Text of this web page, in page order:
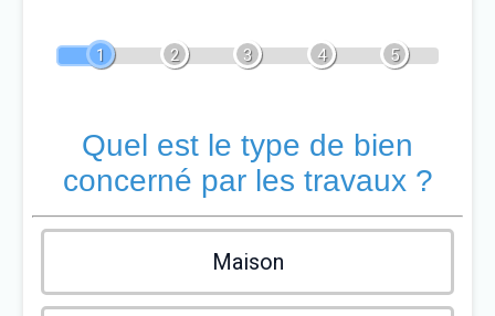
1 2 3 4 5
Quel est le type de bien
concerné par les travaux ?
Maison